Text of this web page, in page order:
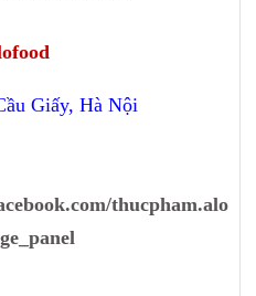
Giấy, Hà Nội
thucpham.alo